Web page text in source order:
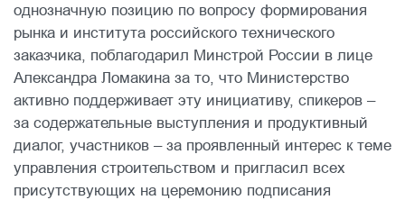
однозначную позицию по вопросу формирования
рынка и института российского технического
заказчика, поблагодарил Минстрой России в лице
Александра Ломакина за то, что Министерство
активно поддерживает эту инициативу, спикеров –
за содержательные выступления и продуктивный
диалог, участников – за проявленный интерес к теме
управления строительством и пригласил всех
присутствующих на церемонию подписания